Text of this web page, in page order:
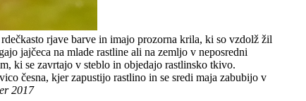
rjave barve in imajo prozorna krila, ki so vzdolž žil
jajčeca na mlade rastline ali na zemljo v neposredni
ki se zavrtajo v steblo in objedajo rastlinsko tkivo.
česna, kjer zapustijo rastlino in se sredi maja zabubijo v
2017